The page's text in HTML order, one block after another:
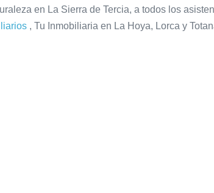
en La Sierra de Tercia, a todos los
, Tu Inmobiliaria en La Hoya, Lorca y